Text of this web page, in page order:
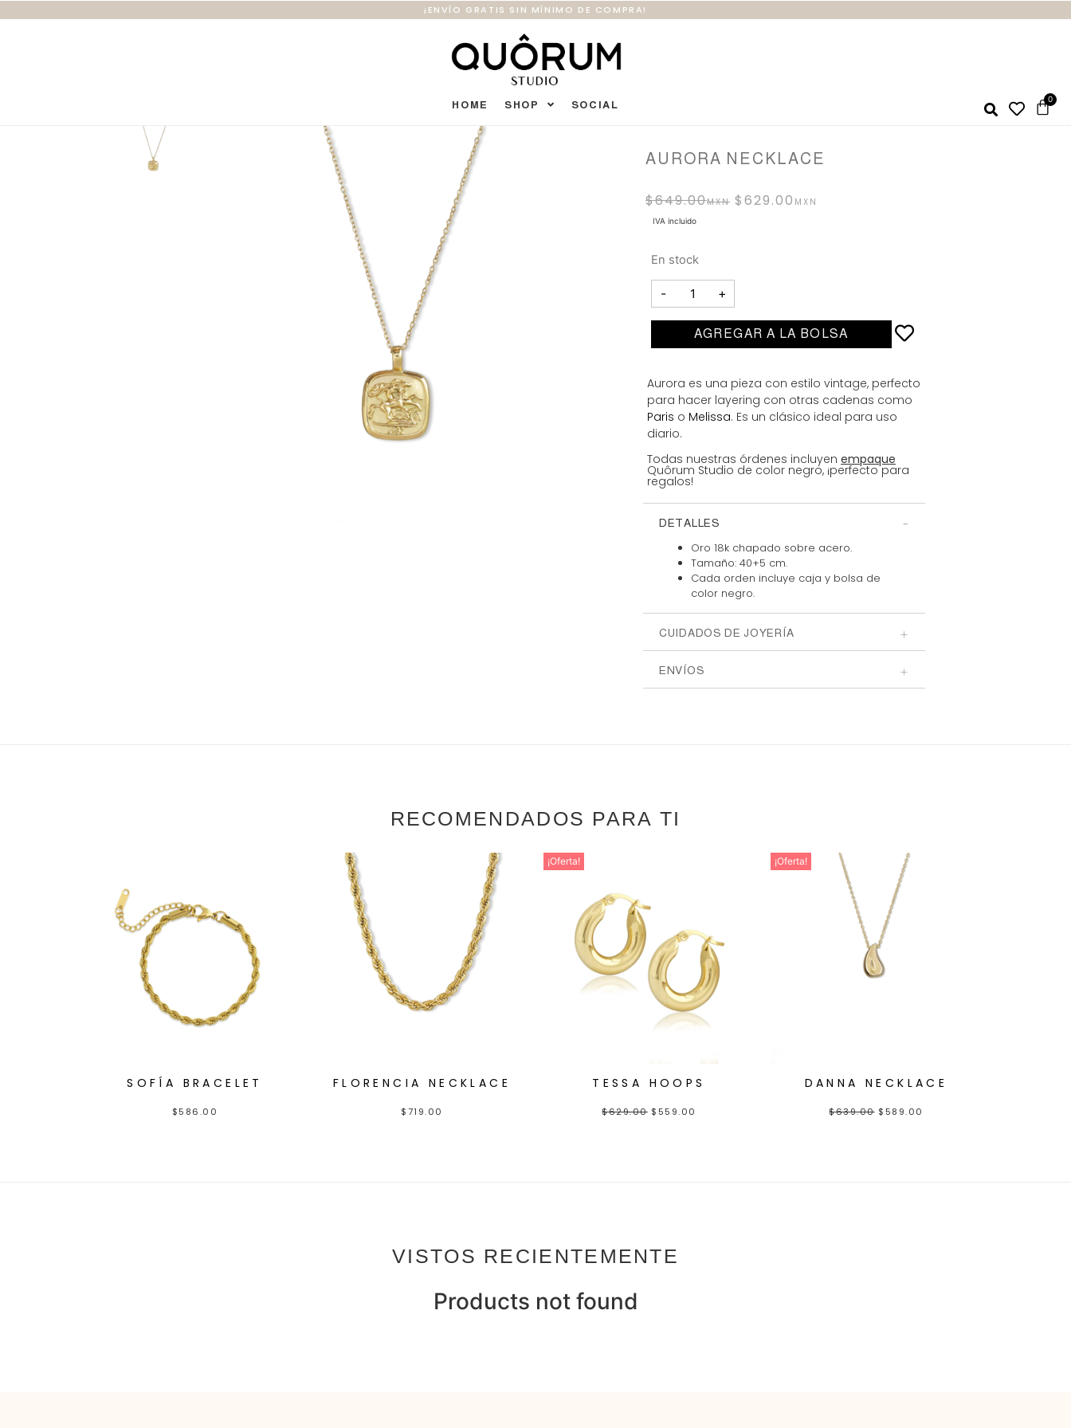
¡ENVÍO GRATIS SIN MÍNIMO DE COMPRA!
HOME SHOP SOCIAL
AURORA NECKLACE
$649.00 $629.00
IVA incluido
En stock
- +
AGREGAR A LA BOLSA
Aurora es una pieza con estilo vintage, perfecto
para hacer layering con otras cadenas como
Paris o Melissa. Es un clásico ideal para uso
diario.
Todas nuestras órdenes incluyen empaque
Quôrum Studio de color negro, ¡perfecto para
regalos!
DETALLES
Oro 18k chapado sobre acero.
Tamaño: 40+5 cm.
Cada orden incluye caja y bolsa de
color negro.
CUIDADOS DE JOYERÍA
ENVÍOS
RECOMENDADOS PARA TI
SOFÍA BRACELET
$586.00
FLORENCIA NECKLACE
$719.00
¡Oferta!
TESSA HOOPS
$629.00 $ 559.00
¡Oferta!
DANNA NECKLACE
$639.00 $ 589.00
VISTOS RECIENTEMENTE
Products not found